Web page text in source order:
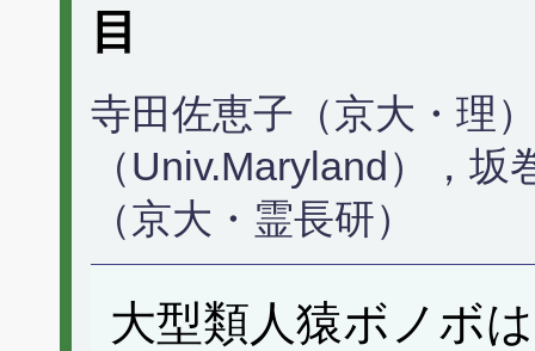
目
寺田佐恵子（京大・理
（Univ.Maryland），
（京大・霊長研）
大型類人猿ボノボ